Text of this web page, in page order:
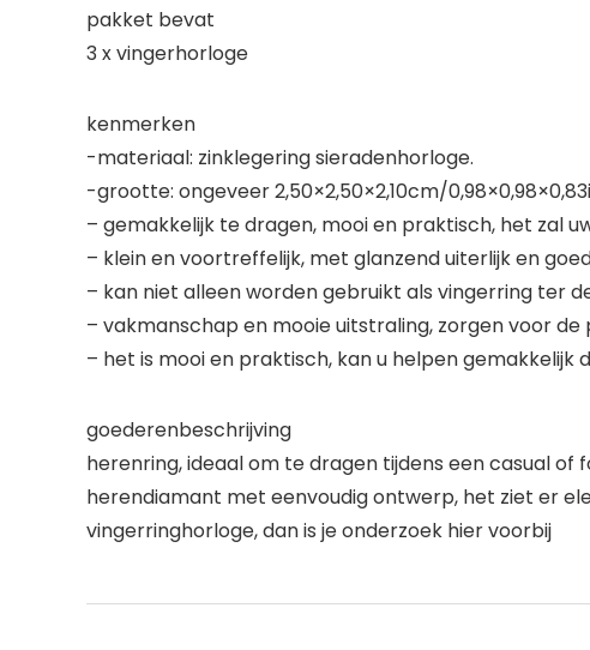
pakket bevat
3 x vingerhorloge
kenmerken
-materiaal: zinklegering sieradenhorloge.
-grootte: ongeveer 2,50×2,50×2,10cm/
– gemakkelijk te dragen, mooi en praktisch, het zal
– klein en voortreffelijk, met glanzend uiterlijk en
– kan niet alleen worden gebruikt als vingerring ter
– vakmanschap en mooie uitstraling, zorgen voor
– het is mooi en praktisch, kan u helpen
goederenbeschrijving
herenring, ideaal om te dragen tijdens een casual
herendiamant met eenvoudig ontwerp, het ziet er
vingerringhorloge, dan is je onderzoek hier voorbij